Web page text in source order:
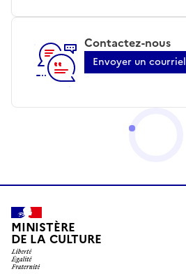
Contactez-nous
Envoyer un courriel
MINISTÈRE
DE LA CULTURE